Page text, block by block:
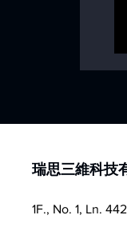
瑞思三維科技
1F., No. 1, Ln.